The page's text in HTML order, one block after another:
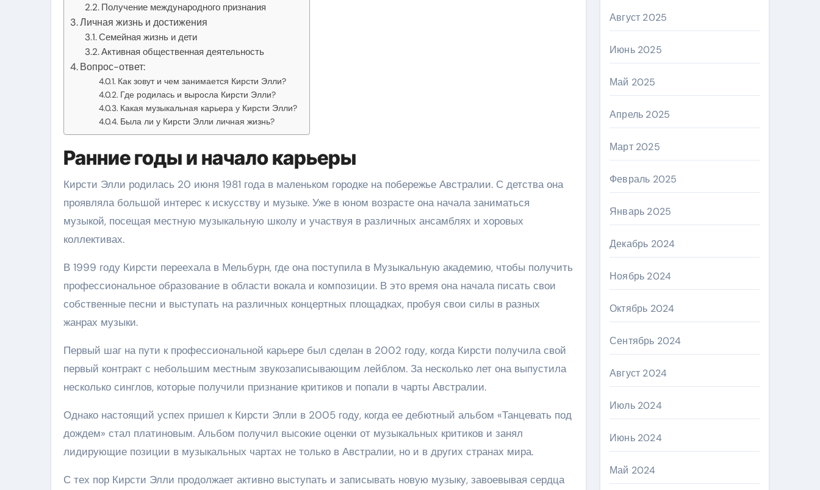
Получение международного признания
Личная жизнь и достижения
Семейная жизнь и дети
Активная общественная деятельность
Вопрос-ответ:
Как зовут и чем занимается Кирсти Элли?
Где родилась и выросла Кирсти Элли?
Какая музыкальная карьера у Кирсти Элли?
Была ли у Кирсти Элли личная жизнь?
Ранние годы и начало карьеры
Кирсти Элли родилась 20 июня 1981 года в маленьком городке на побережье Австралии. С детства она
проявляла большой интерес к искусству и музыке. Уже в юном возрасте она начала заниматься
музыкой, посещая местную музыкальную школу и участвуя в различных ансамблях и хоровых
коллективах.
В 1999 году Кирсти переехала в Мельбурн, где она поступила в Музыкальную академию, чтобы получить
профессиональное образование в области вокала и композиции. В это время она начала писать свои
собственные песни и выступать на различных концертных площадках, пробуя свои силы в разных
жанрах музыки.
Первый шаг на пути к профессиональной карьере был сделан в 2002 году, когда Кирсти получила свой
первый контракт с небольшим местным звукозаписывающим лейблом. За несколько лет она выпустила
несколько синглов, которые получили признание критиков и попали в чарты Австралии.
Однако настоящий успех пришел к Кирсти Элли в 2005 году, когда ее дебютный альбом «Танцевать под
дождем» стал платиновым. Альбом получил высокие оценки от музыкальных критиков и занял
лидирующие позиции в музыкальных чартах не только в Австралии, но и в других странах мира.
С тех пор Кирсти Элли продолжает активно выступать и записывать новую музыку, завоевывая сердца
Август 2025
Июнь 2025
Май 2025
Апрель 2025
Март 2025
Февраль 2025
Январь 2025
Декабрь 2024
Ноябрь 2024
Октябрь 2024
Сентябрь 2024
Август 2024
Июль 2024
Июнь 2024
Май 2024